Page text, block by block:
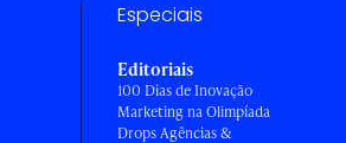
Especiais
Editoriais
100 Dias de Inovação
Marketing na Olimpíada
Drops Agências &